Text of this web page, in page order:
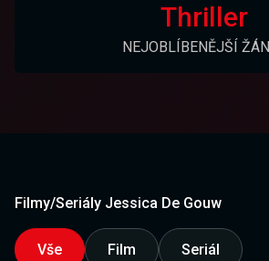
Thriller
NEJOBLÍBENĚJŠÍ
Filmy/Seriály Jessica De Gouw
Vše Film Seriál